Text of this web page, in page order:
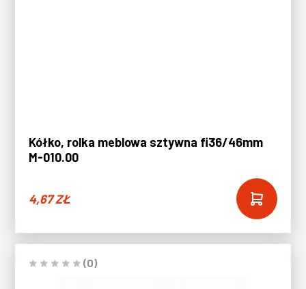
Kółko, rolka meblowa sztywna fi36/46mm
M-010.00
4,67ZŁ
(0)